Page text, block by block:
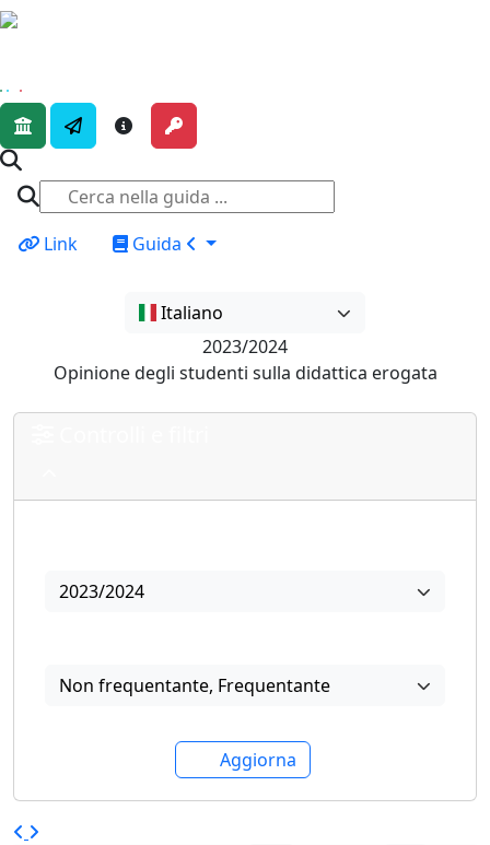
Link Guida
Italiano
2023/2024
Opinione degli studenti sulla didattica erogata
2023/2024
Non frequentante, Frequentante
Aggiorna